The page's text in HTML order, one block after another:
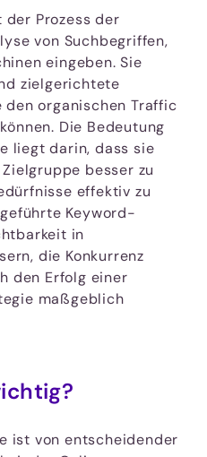
Prozess der
von Suchbegriffen,
eingeben. Sie
zielgerichtete
den organischen Traffic
Die Bedeutung
liegt darin, dass sie
besser zu
effektiv zu
Keyword-
in
die Konkurrenz
den Erfolg einer
maßgeblich
ist von entscheidender